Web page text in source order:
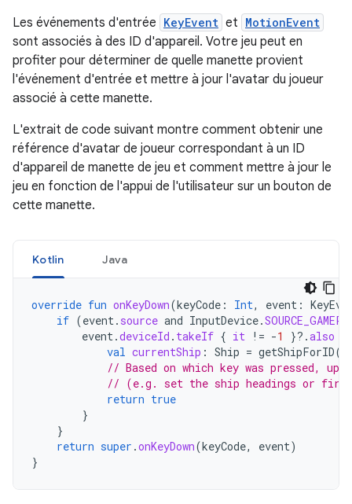
Les événements d'entrée KeyEvent et MotionEvent
sont associés à des ID d'appareil. Votre jeu peut en
profiter pour déterminer de quelle manette provient
l'événement d'entrée et mettre à jour l'avatar du joueur
associé à cette manette.
L'extrait de code suivant montre comment obtenir une
référence d'avatar de joueur correspondant à un ID
d'appareil de manette de jeu et comment mettre à jour le
jeu en fonction de l'appui de l'utilisateur sur un bouton de
cette manette.
Kotlin Java
override fun onKeyDown(keyCode : Int, event :
if (event. source and InputDevice.
event.deviceId . takeIf { it != -1 }?.also
val currentShip : Ship = getShipForID(
// Based on which key was pressed,
// (e.g. set the ship headings or fire
return true
}
}
return super .onKeyDown(keyCode, event)
}